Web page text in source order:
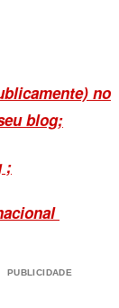
no
blog;
;
PUBLICIDADE